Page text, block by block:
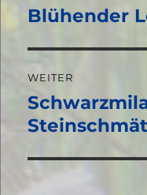
Vorheriger
Blühender
WEITER
Nächster
Beitrag: